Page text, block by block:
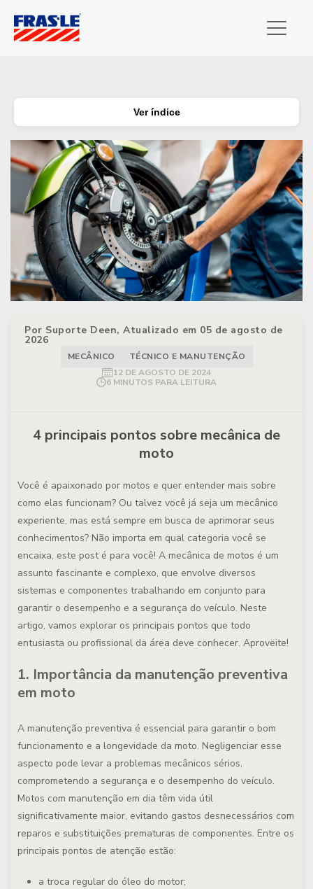
Ver índice
Por Suporte Deen, Atualizado em 05 de agosto de
2026
MECÂNICO
TÉCNICO E MANUTENÇÃO
12 DE AGOSTO DE 2024
6 MINUTOS PARA LEITURA
4 principais pontos sobre mecânica de
moto
Você é apaixonado por motos e quer entender mais sobre
como elas funcionam? Ou talvez você já seja um mecânico
experiente, mas está sempre em busca de aprimorar seus
conhecimentos? Não importa em qual categoria você se
encaixa, este post é para você! A mecânica de motos é um
assunto fascinante e complexo, que envolve diversos
sistemas e componentes trabalhando em conjunto para
garantir o desempenho e a segurança do veículo. Neste
artigo, vamos explorar os principais pontos que todo
entusiasta ou profissional da área deve conhecer. Aproveite!
1. Importância da manutenção preventiva
em moto
A manutenção preventiva é essencial para garantir o bom
funcionamento e a longevidade da moto. Negligenciar esse
aspecto pode levar a problemas mecânicos sérios,
comprometendo a segurança e o desempenho do veículo.
Motos com manutenção em dia têm vida útil
significativamente maior, evitando gastos desnecessários com
reparos e substituições prematuras de componentes. Entre os
principais pontos de atenção estão:
a troca regular do óleo do motor;